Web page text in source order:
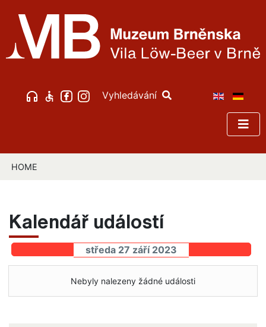
Vyhledávání
HOME
Kalendář událostí
středa 27 září 2023
Nebyly nalezeny žádné události